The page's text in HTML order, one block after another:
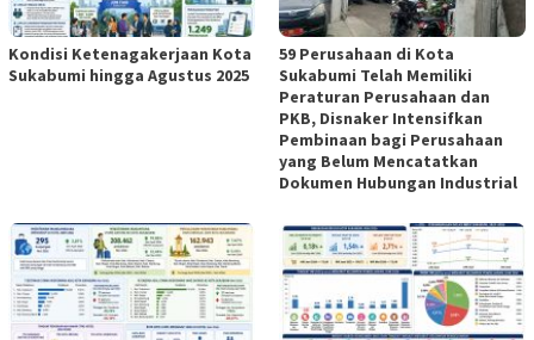
Kondisi Ketenagakerjaan Kota
Sukabumi hingga Agustus 2025
59 Perusahaan di Kota
Sukabumi Telah Memiliki
Peraturan Perusahaan dan
PKB, Disnaker Intensifkan
Pembinaan bagi Perusahaan
yang Belum Mencatatkan
Dokumen Hubungan Industrial